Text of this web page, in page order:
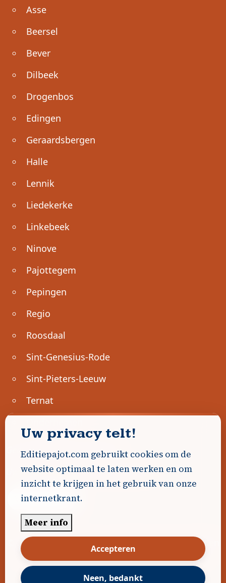
Asse
Beersel
Bever
Dilbeek
Drogenbos
Edingen
Geraardsbergen
Halle
Lennik
Liedekerke
Linkebeek
Ninove
Pajottegem
Pepingen
Regio
Roosdaal
Sint-Genesius-Rode
Sint-Pieters-Leeuw
Ternat
Geen advertenties gevonden.
Uw advertentie hier? Contacteer ons!
Word Partner!
© 2026 Editiepajot.com
Algemene voorwaarden
|Disclaimer Privacybeleid Cookiebeleid|
Gerealiseerd doorDavidHosse.net
Uw privacy telt!
Editiepajot.com gebruikt cookies om de
website optimaal te laten werken en om
inzicht te krijgen in het gebruik van onze
internetkrant.
Meer info
Accepteren
Neen, bedankt